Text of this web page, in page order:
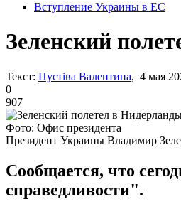
Вступление Украины в ЕС
Зеленский
Текст: Пустіва Валентина, 4 мая
0
907
Фото: Офис президента
Президент Украины Владимир
Сообщается, что
справедливости".